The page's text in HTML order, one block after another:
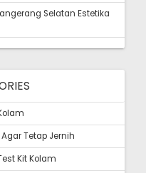
Selatan Estetika
Tetap Jernih
Kit Kolam